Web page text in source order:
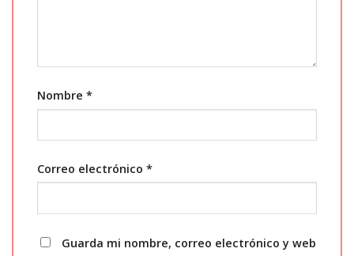
Nombre *
Correo electrónico *
Guarda mi nombre, correo electrónico y web